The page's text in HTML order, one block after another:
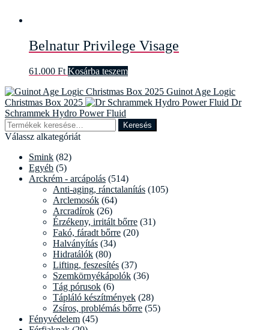
Belnatur Privilege Visage
61.000 Ft Kosárba teszem
Guinot Age Logic
Christmas Box 2025
Dr
Schrammek Hydro Power Fluid
Keresés
a
Keresés
Válassz alkategóriát
Smink (82)
Egyéb (5)
Arckrém - arcápolás (514)
Anti-aging, ránctalanítás (105)
Arclemosók (64)
Arcradírok (26)
Érzékeny, irritált bőrre (31)
Fakó, fáradt bőrre (20)
Halványítás (34)
Hidratálók (80)
Lifting, feszesítés (37)
Szemkörnyékápolók (36)
Tág pórusok (6)
Tápláló készítmények (28)
Zsíros, problémás bőrre (55)
Fényvédelem (45)